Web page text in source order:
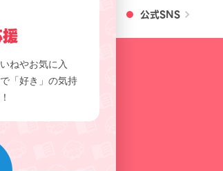
公式SNS chevron_right
ねやお気に入
「好き」の気持